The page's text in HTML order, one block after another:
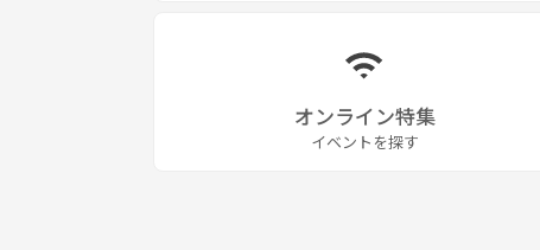
オンライン特集
イベントを探す